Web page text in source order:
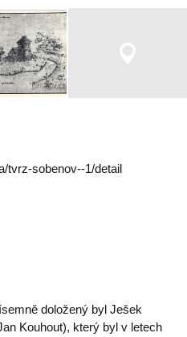
tvrz-sobenov--1/detail
doložený byl Ješek
Kouhout), který byl v letech